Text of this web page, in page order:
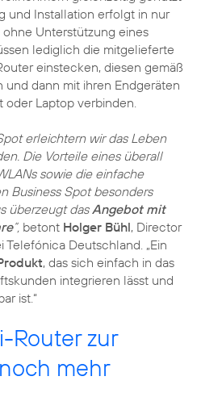
und Installation erfolgt in nur
Unterstützung eines
lediglich die mitgelieferte
einstecken, diesen gemäß
dann mit ihren Endgeräten
oder Laptop verbinden.
erleichtern wir das Leben
Die Vorteile eines überall
sowie die einfache
Business Spot besonders
überzeugt dasAngebot mit
“, betont Holger Bühl, Director
Telefónica Deutschland. „Ein
, das sich einfach in das
integrieren lässt und
ist.“
Router zur
mehr